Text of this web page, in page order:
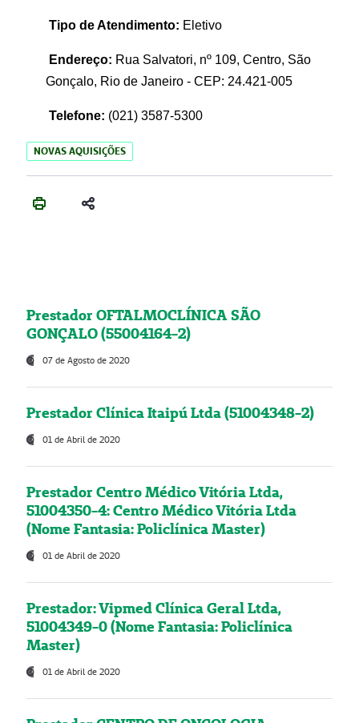
Tipo de Atendimento: Eletivo
Endereço: Rua Salvatori, nº 109, Centro, São
Gonçalo, Rio de Janeiro - CEP: 24.421-005
Telefone: (021) 3587-5300
NOVAS AQUISIÇÕES
Prestador OFTALMOCLÍNICA SÃO
GONÇALO (55004164-2)
07 de Agosto de 2020
Prestador Clínica Itaipú Ltda (51004348-2)
01 de Abril de 2020
Prestador Centro Médico Vitória Ltda,
51004350-4: Centro Médico Vitória Ltda
(Nome Fantasia: Policlínica Master)
01 de Abril de 2020
Prestador: Vipmed Clínica Geral Ltda,
51004349-0 (Nome Fantasia: Policlínica
Master)
01 de Abril de 2020